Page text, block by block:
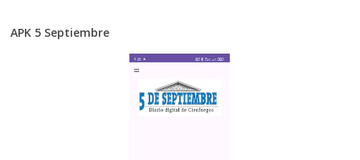
APK 5 Septiembre